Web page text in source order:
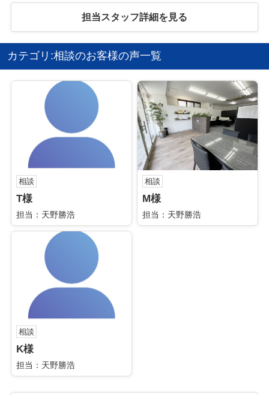
担当スタッフ詳細を見る
カテゴリ:相談のお客様の声一覧
相談
T様
担当：天野勝浩
相談
M様
担当：天野勝浩
相談
K様
担当：天野勝浩